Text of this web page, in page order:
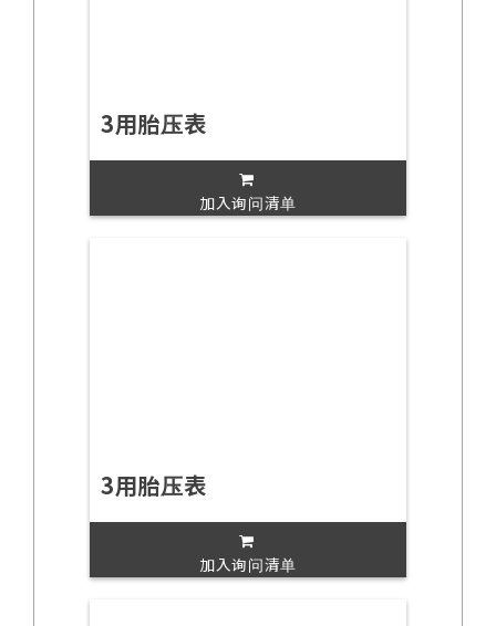
3用胎压表
加入询问清单
3用胎压表
加入询问清单